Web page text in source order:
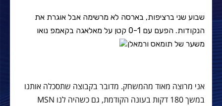
שבוע שני ברציפות, בארסה לא מרשימה אבל אוגרת את
הנקודות. הפעם עם 0-1 קטן על מאלאגה בקאמפ נואו
משער של תומאס ורמאלן
אני מרוצה מאוד מהמשחק. מדובר בקבוצה שתסכלה אותנו
במשך 180 דקות בעונה הקודמת, גם כשהיה לנו MSN